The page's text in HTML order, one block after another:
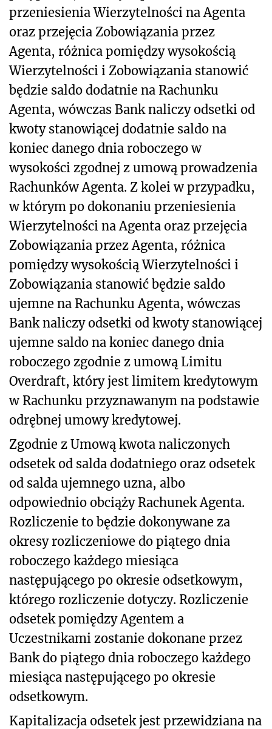
przeniesienia Wierzytelności na Agenta
oraz przejęcia Zobowiązania przez
Agenta, różnica pomiędzy wysokością
Wierzytelności i Zobowiązania stanowić
będzie saldo dodatnie na Rachunku
Agenta, wówczas Bank naliczy odsetki od
kwoty stanowiącej dodatnie saldo na
koniec danego dnia roboczego w
wysokości zgodnej z umową prowadzenia
Rachunków Agenta. Z kolei w przypadku,
w którym po dokonaniu przeniesienia
Wierzytelności na Agenta oraz przejęcia
Zobowiązania przez Agenta, różnica
pomiędzy wysokością Wierzytelności i
Zobowiązania stanowić będzie saldo
ujemne na Rachunku Agenta, wówczas
Bank naliczy odsetki od kwoty stanowiącej
ujemne saldo na koniec danego dnia
roboczego zgodnie z umową Limitu
Overdraft, który jest limitem kredytowym
w Rachunku przyznawanym na podstawie
odrębnej umowy kredytowej.
Zgodnie z Umową kwota naliczonych
odsetek od salda dodatniego oraz odsetek
od salda ujemnego uzna, albo
odpowiednio obciąży Rachunek Agenta.
Rozliczenie to będzie dokonywane za
okresy rozliczeniowe do piątego dnia
roboczego każdego miesiąca
następującego po okresie odsetkowym,
którego rozliczenie dotyczy. Rozliczenie
odsetek pomiędzy Agentem a
Uczestnikami zostanie dokonane przez
Bank do piątego dnia roboczego każdego
miesiąca następującego po okresie
odsetkowym.
Kapitalizacja odsetek jest przewidziana na